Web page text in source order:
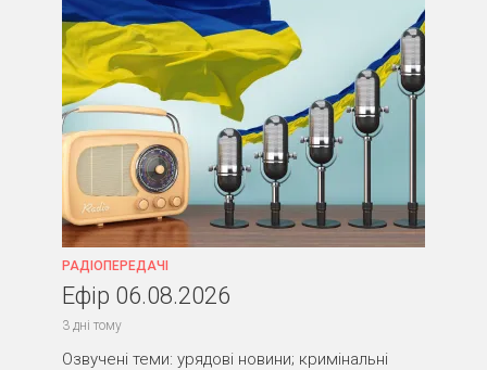
РАДІОПЕРЕДАЧІ
Ефір 06.08.2026
3 дні тому
Озвучені теми: урядові новини; кримінальні